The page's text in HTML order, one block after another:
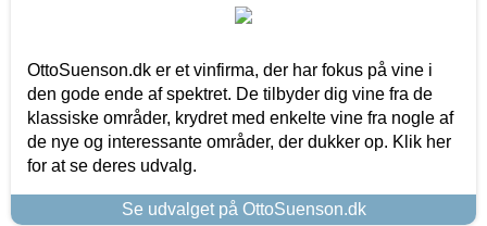
OttoSuenson.dk er et vinfirma, der har fokus på vine i
den gode ende af spektret. De tilbyder dig vine fra de
klassiske områder, krydret med enkelte vine fra nogle af
de nye og interessante områder, der dukker op. Klik her
for at se deres udvalg.
Se udvalget på OttoSuenson.dk